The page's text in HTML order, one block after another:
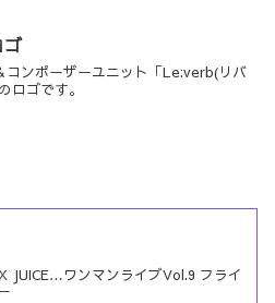
ゴ
コンポーザーユニット「Le:verb(リバ
ロゴです。
JUICE…ワンマンライブVol.9 フライ